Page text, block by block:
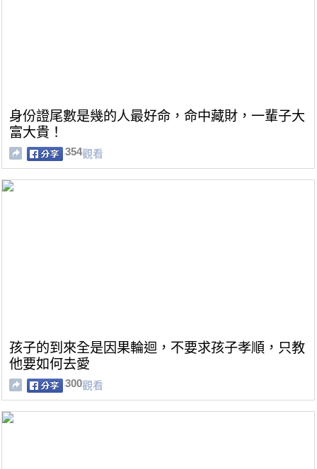
身份證尾數是幾的人最好命，命中藏財，一輩子大
富大貴！
354觀看
孩子的到來全是因果輪迴，不要求孩子孝順，只教
他要如何去愛
300觀看